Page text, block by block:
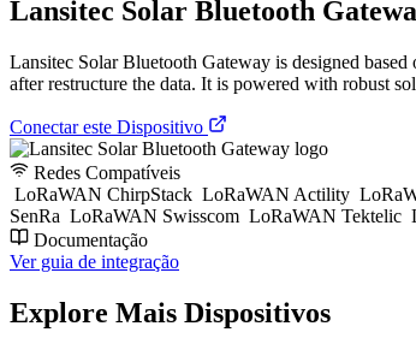
Lansitec Solar Bluetooth
Lansitec Solar Bluetooth Gateway is designed
after restructure the data. It is powered with robust
Conectar este Dispositivo
Redes Compatíveis
LoRaWAN ChirpStack LoRaWAN Actility
SenRa LoRaWAN Swisscom LoRaWAN Tektelic
Documentação
Ver guia de integração
Explore Mais Dispositivos